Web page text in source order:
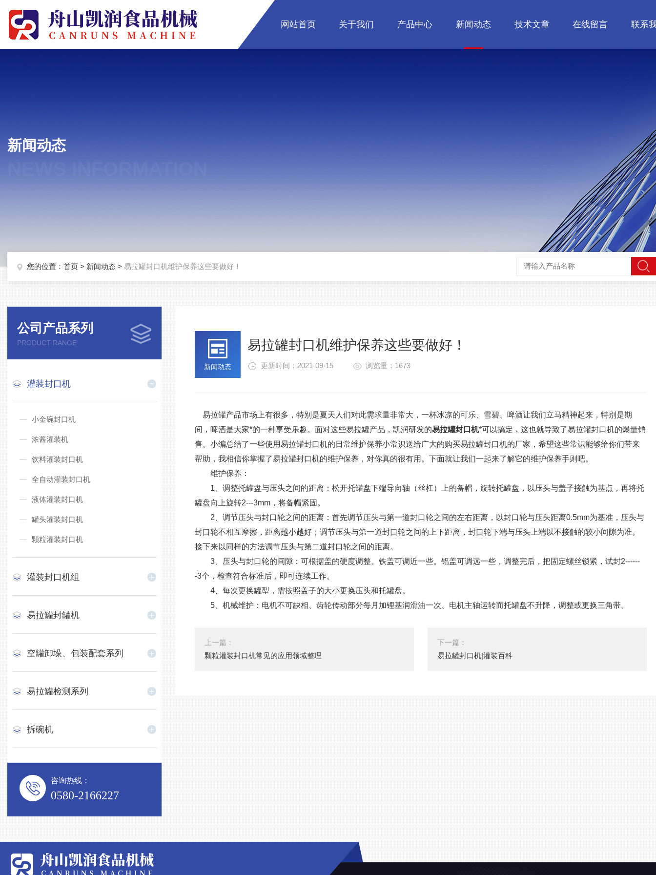
网站首页 关于我们 产品中心 新闻动态 技术文章 在线留言 联系
新闻动态
您的位置： 首页 > 新闻动态 > 易拉罐封口机维护保养这些要做好！
公司产品系列
PRODUCT RANGE
灌装封口机
小金碗封口机
浓酱灌装机
饮料灌装封口机
全自动灌装封口机
液体灌装封口机
罐头灌装封口机
颗粒灌装封口机
灌装封口机组
易拉罐封罐机
空罐卸垛、包装配套系列
易拉罐检测系列
拆碗机
咨询热线：
0580-2166227
新闻动态
易拉罐封口机维护保养这些要做好！
更新时间：2021-09-15 浏览量：1673
易拉罐产品市场上有很多，特别是夏天人们对此需求量非常大，一杯冰凉的可乐、雪碧、啤酒让我们立马精神起来，特别是期
间，啤酒是大家*的一种享受乐趣。面对这些易拉罐产品，凯润研发的易拉罐封口机*可以搞定，这也就导致了易拉罐封口机的爆量销
售。小编总结了一些使用易拉罐封口机的日常维护保养小常识送给广大的购买易拉罐封口机的厂家，希望这些常识能够给你们带来
帮助，我相信你掌握了易拉罐封口机的维护保养，对你真的很有用。下面就让我们一起来了解它的维护保养手则吧。
维护保养：
1、调整托罐盘与压头之间的距离：松开托罐盘下端导向轴（丝杠）上的备帽，旋转托罐盘，以压头与盖子接触为基点，再将托
罐盘向上旋转2---3mm，将备帽紧固。
2、调节压头与封口轮之间的距离：首先调节压头与第一道封口轮之间的左右距离，以封口轮与压头距离0.5mm为基准，压头与
封口轮不相互摩擦，距离越小越好；调节压头与第一道封口轮之间的上下距离，封口轮下端与压头上端以不接触的较小间隙为准。
接下来以同样的方法调节压头与第二道封口轮之间的距离。
3、压头与封口轮的间隙：可根据盖的硬度调整。铁盖可调近一些。铝盖可调远一些，调整完后，把固定螺丝锁紧，试封2------
-3个，检查符合标准后，即可连续工作。
4、每次更换罐型，需按照盖子的大小更换压头和托罐盘。
5、机械维护：电机不可缺相、齿轮传动部分每月加锂基润滑油一次、电机主轴运转而托罐盘不升降，调整或更换三角带。
上一篇：
颗粒灌装封口机常见的应用领域整理
下一篇：
易拉罐封口机|灌装百科